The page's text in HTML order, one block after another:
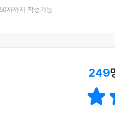
자까지 작성가능
249